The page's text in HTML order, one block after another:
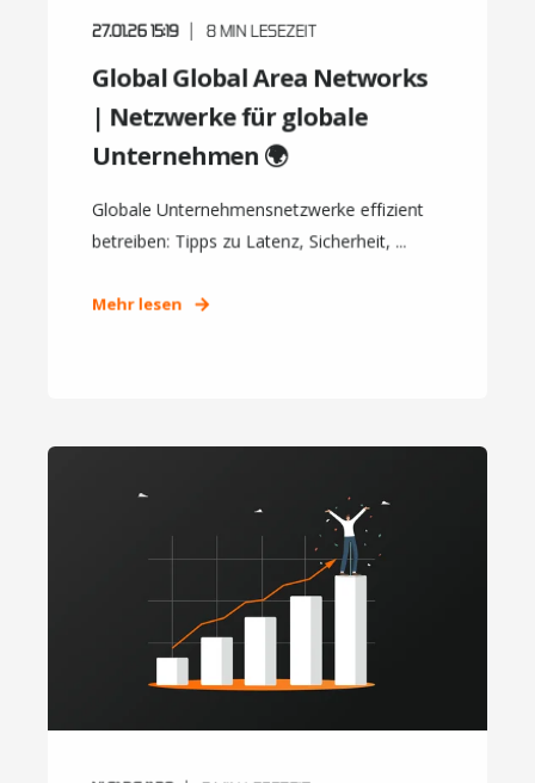
27.01.26 15:19 8MIN LESEZEIT
Global Global Area Networks
| Netzwerke für globale
Unternehmen 🌍
Globale Unternehmensnetzwerke effizient
betreiben: Tipps zu Latenz, Sicherheit, ...
Mehr lesen